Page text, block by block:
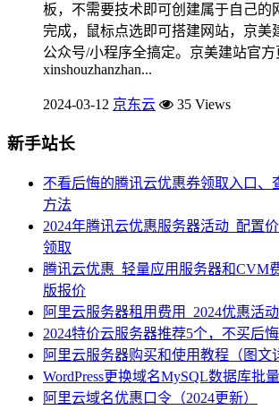
板，不需要技术即可创建属于自己的
完成，鼠标点选即可搭建网站，京美
公众号/小程序全搞定。京美建站官方
xinshouzhanzhan...
2024-03-12 京东云 35 Views
新手站长
不看后悔的腾讯云优惠券领取入口、
方法
2024年腾讯云优惠服务器活动_配置
领取
腾讯云优惠_轻量应用服务器和CVM
版报价
阿里云服务器租用费用_2024优惠活
2024特价云服务器推荐5个，不买后
阿里云服务器购买和使用教程（图文
WordPress更换域名MySQL数据库批
阿里云域名优惠口令（2024更新）